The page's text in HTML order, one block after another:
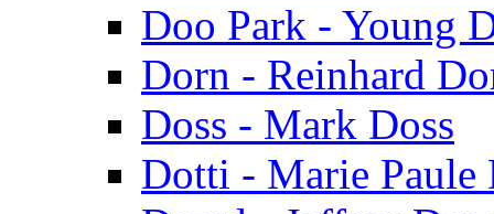
Doo Park - Young
Dorn - Reinhard
Doss - Mark Doss
Dotti - Marie Paule